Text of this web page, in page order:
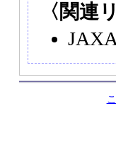
〈関連